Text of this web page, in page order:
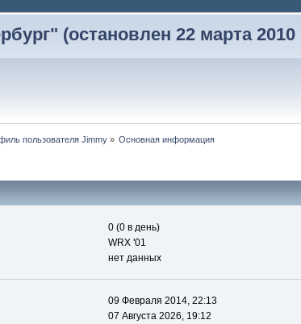
(остановлен 22 марта 2010
пользователя Jimmy» Основная информация
0 (0 в день)
WRX '01
нет данных
09 Февраля 2014, 22:13
07 Августа 2026, 19:12